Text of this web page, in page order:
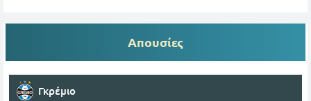
Απουσίες
Γκρέμιο